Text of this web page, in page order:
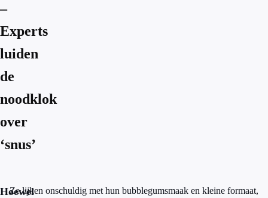
–
Experts
luiden
de
noodklok
over
‘snus’
Hoewel
Ze lijken onschuldig met hun bubblegumsmaak en kleine formaat,